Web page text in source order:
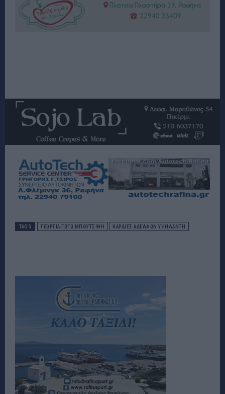
TAGS ΓΕΩΡΓΊΑ ΓΩΓΏ ΜΠΟΥΤΣΊΝΗ ΚΑΡΔΙΕΣ ΑΔΕΛΦΩΝ ΥΨΗΛΑΝΤΗ